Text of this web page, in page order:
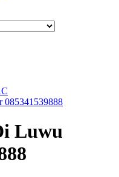
085341539888
Luwu